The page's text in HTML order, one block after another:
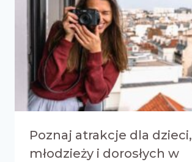
Poznaj atrakcje dla dzieci,
młodzieży i dorosłych w